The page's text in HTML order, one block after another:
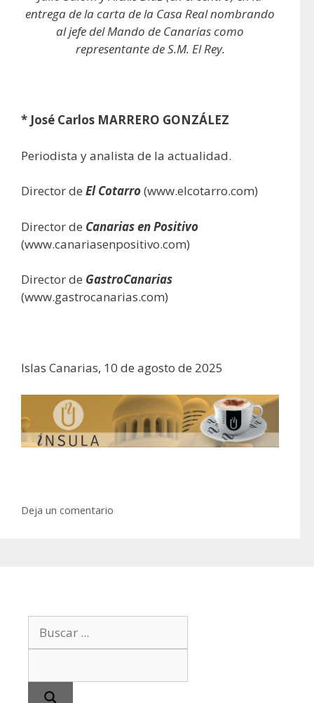
entrega de la carta de la Casa Real nombrando
al jefe del Mando de Canarias como
representante de S.M. El Rey.
* José Carlos MARRERO GONZÁLEZ
Periodista y analista de la actualidad.
Director de El Cotarro(www.elcotarro.com)
Director de Canarias en Positivo
(www.canariasenpositivo.com)
Director de GastroCanarias
(www.gastrocanarias.com)
Islas Canarias, 10 de agosto de 2025
Deja un comentario